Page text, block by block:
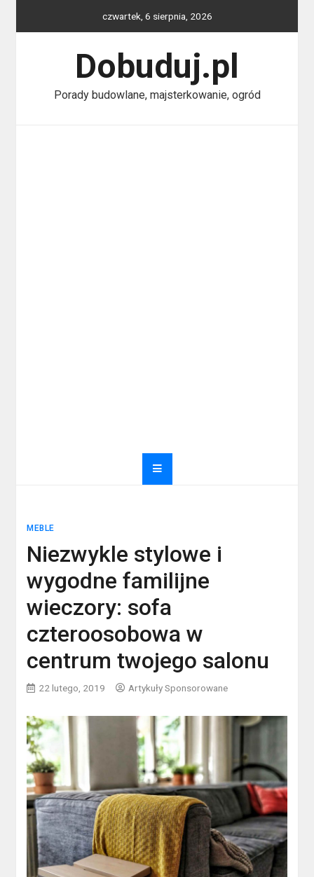
czwartek, 6 sierpnia, 2026
Dobuduj.pl
Porady budowlane, majsterkowanie, ogród
MEBLE
Niezwykle stylowe i
wygodne familijne
wieczory: sofa
czteroosobowa w
centrum twojego salonu
22 lutego, 2019 Artykuły Sponsorowane